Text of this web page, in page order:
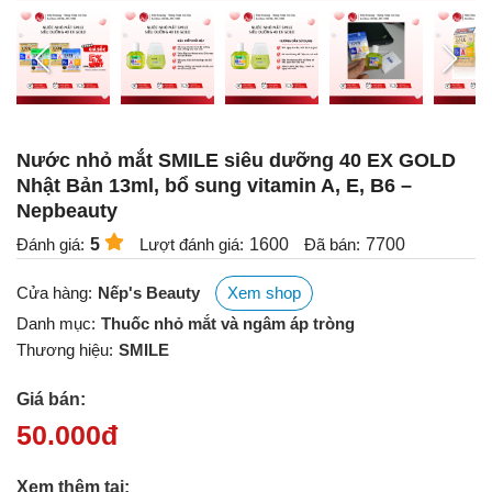
Nước nhỏ mắt SMILE siêu dưỡng 40 EX GOLD
Nhật Bản 13ml, bổ sung vitamin A, E, B6 –
Nepbeauty
Đánh giá: 5 Lượt đánh giá: 1600 Đã bán: 7700
Cửa hàng: Nếp's Beauty
Xem shop
Danh mục: Thuốc nhỏ mắt và ngâm áp tròng
Thương hiệu: SMILE
Giá bán:
50.000đ
Xem thêm tại: